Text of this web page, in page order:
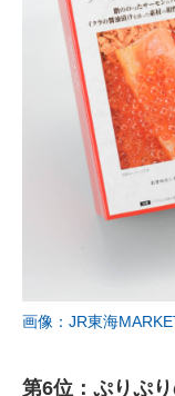
画像：JR東海
第6位：ぷりぷ